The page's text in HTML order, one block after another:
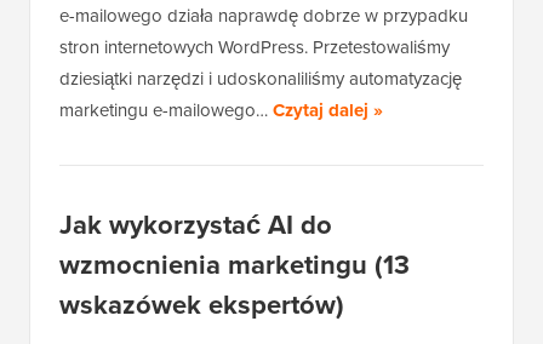
e-mailowego działa naprawdę dobrze w przypadku
stron internetowych WordPress. Przetestowaliśmy
dziesiątki narzędzi i udoskonaliliśmy automatyzację
marketingu e-mailowego…Czytaj dalej »
Jak wykorzystać AI do
wzmocnienia marketingu (13
wskazówek ekspertów)